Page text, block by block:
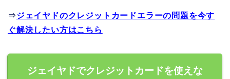
⇒ジェイヤドのクレジットカードエラーの問題を今す
ぐ解決したい方はこちら
ジェイヤドでクレジットカードを使えな